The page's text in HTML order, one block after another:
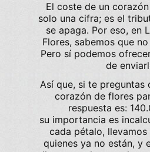
El costede un
solo una cifra; es el
se apaga. Por eso, en
Flores, sabemos que
Pero sí podemos
de
Así que, si te preguntas
corazón de flores
respuesta es:
su importancia es
cada pétalo,
quienes ya no están, y